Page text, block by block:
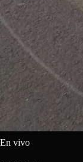
En vivo